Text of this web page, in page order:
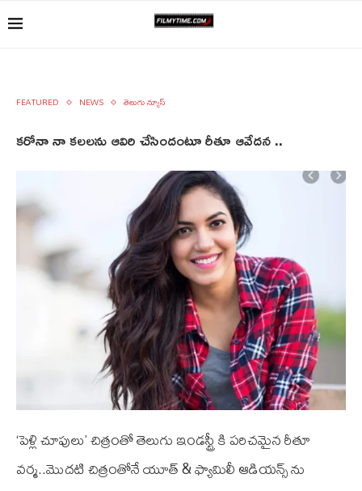
FEATURED NEWS తెలుగు న్యూస్
కరోనా నా కలలను ఆవిరి చేసిందంటూ రీతూ ఆవేదన ..
‘పెళ్లి చూపులు’ చిత్రంతో తెలుగు ఇండస్ట్రీ కి పరిచమైన రీతూ
వర్మ..మొదటి చిత్రంతోనే యూత్ & ఫ్యామిలీ ఆడియన్స్ ను